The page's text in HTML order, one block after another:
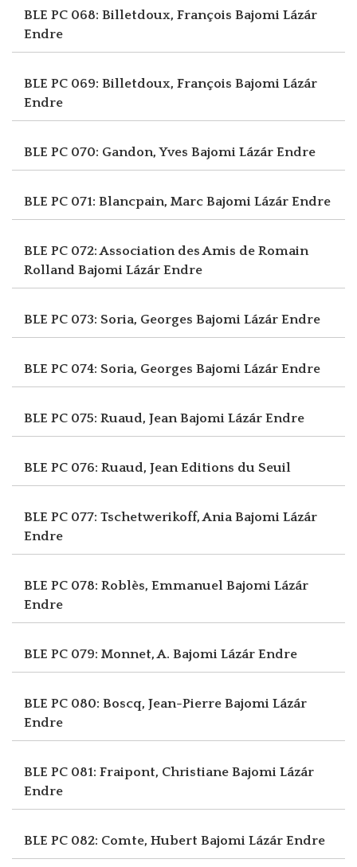
BLE PC 068: Billetdoux, François Bajomi Lázár
Endre
BLE PC 069: Billetdoux, François Bajomi Lázár
Endre
BLE PC 070: Gandon, Yves Bajomi Lázár Endre
BLE PC 071: Blancpain, Marc Bajomi Lázár Endre
BLE PC 072: Association des Amis de Romain
Rolland Bajomi Lázár Endre
BLE PC 073: Soria, Georges Bajomi Lázár Endre
BLE PC 074: Soria, Georges Bajomi Lázár Endre
BLE PC 075: Ruaud, JeanBajomi Lázár Endre
BLE PC 076: Ruaud, JeanEditions du Seuil
BLE PC 077: Tschetwerikoff, AniaBajomi Lázár
Endre
BLE PC 078: Roblès, Emmanuel Bajomi Lázár
Endre
BLE PC 079: Monnet, A. Bajomi Lázár Endre
BLE PC 080: Boscq, Jean-Pierre Bajomi Lázár
Endre
BLE PC 081: Fraipont, Christiane Bajomi Lázár
Endre
BLE PC 082: Comte, Hubert Bajomi Lázár Endre